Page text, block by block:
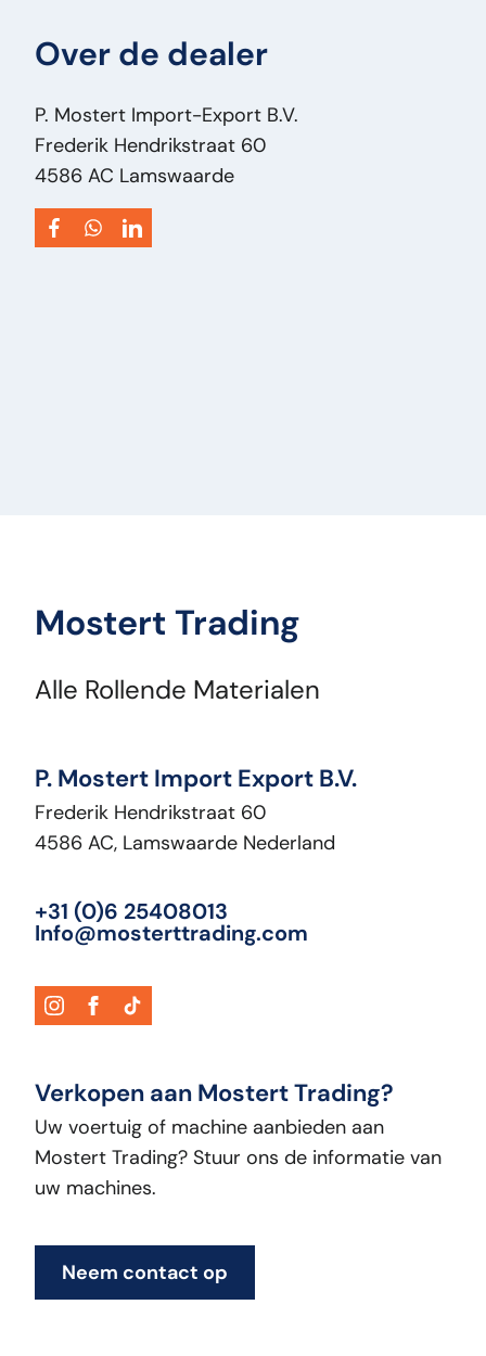
Over de dealer
P. Mostert Import-Export B.V.
Frederik Hendrikstraat 60
4586 AC Lamswaarde
Mostert Trading
Alle Rollende Materialen
P. Mostert Import Export B.V.
Frederik Hendrikstraat 60
4586 AC, Lamswaarde Nederland
+31 (0)6 25408013
Info@mosterttrading.com
Verkopen aan Mostert Trading?
Uw voertuig of machine aanbieden aan
Mostert Trading? Stuur ons de informatie van
uw machines.
Neem contact op